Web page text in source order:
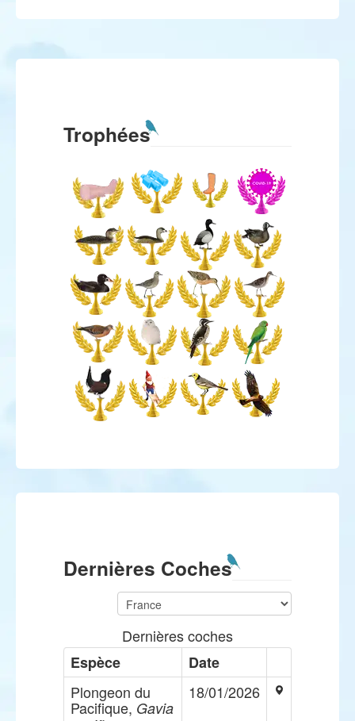
Trophées
Dernières Coches
Dernières coches
Espèce
Date
Plongeon du
Pacifique, Gavia
18/01/2026